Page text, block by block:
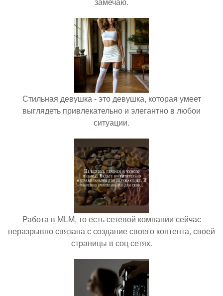
Стильная девушка - это девушка, которая умеет
выглядеть привлекательно и элегантно в любои
ситуации.
Работа в MLM, то есть сетевой компании сейчас
неразрывно связана с создание своего контента, своей
страницы в соц сетях.